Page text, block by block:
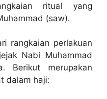
ritual yang
(saw).
rangkaian perlakuan
Nabi Muhammad
Berikut merupakan
dalam haji: